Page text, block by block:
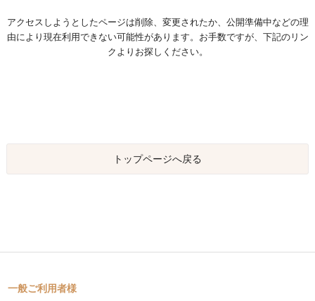
アクセスしようとしたページは削除、変更されたか、公開準備中などの理
由により現在利用できない可能性があります。お手数ですが、下記のリン
クよりお探しください。
トップページへ戻る
一般ご利用者様